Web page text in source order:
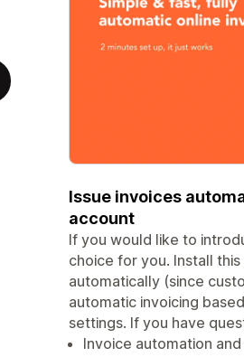
Issue invoices
account
If you would like to
choice for you. Install
automatically (since
automatic invoicing
settings. If you have
Invoice automation